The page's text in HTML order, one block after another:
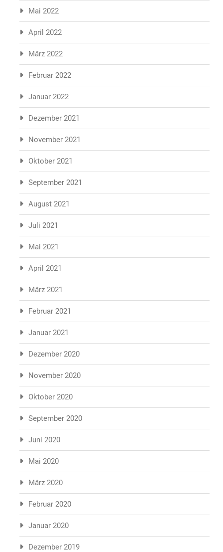
Mai 2022
April 2022
März 2022
Februar 2022
Januar 2022
Dezember 2021
November 2021
Oktober 2021
September 2021
August 2021
Juli 2021
Mai 2021
April 2021
März 2021
Februar 2021
Januar 2021
Dezember 2020
November 2020
Oktober 2020
September 2020
Juni 2020
Mai 2020
März 2020
Februar 2020
Januar 2020
Dezember 2019